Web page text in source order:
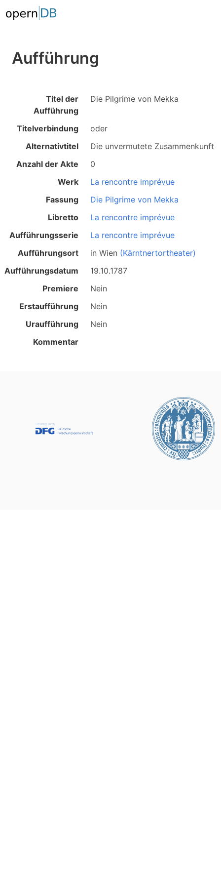
Aufführung
Titel der
Aufführung
Die Pilgrime von Mekka
Titelverbindung
oder
Alternativtitel
Die unvermutete Zusammenkunft
Anzahl der Akte
0
Werk
La rencontre imprévue
Fassung
Die Pilgrime von Mekka
Libretto
La rencontre imprévue
Aufführungsserie
La rencontre imprévue
Aufführungsort
inWien (Kärntnertortheater)
Aufführungsdatum
19.10.1787
Premiere
Nein
Erstaufführung
Nein
Uraufführung
Nein
Kommentar